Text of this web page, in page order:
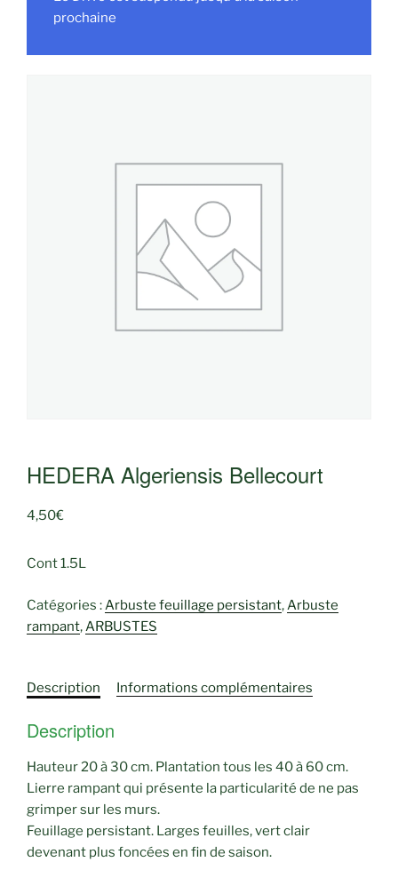
prochaine
HEDERA Algeriensis Bellecourt
4,50€
Cont 1.5L
Catégories : Arbuste feuillage persistant, Arbuste
rampant, ARBUSTES
Description Informations complémentaires
Description
Hauteur 20 à 30 cm. Plantation tous les 40 à 60 cm.
Lierre rampant qui présente la particularité de ne pas
grimper sur les murs.
Feuillage persistant. Larges feuilles, vert clair
devenant plus foncées en fin de saison.